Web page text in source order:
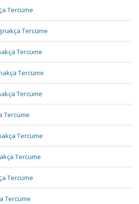
Tercüme
Tercüme
Tercüme
Tercüme
Tercüme
Tercüme
Tercüme
Tercüme
Tercüme
Tercüme